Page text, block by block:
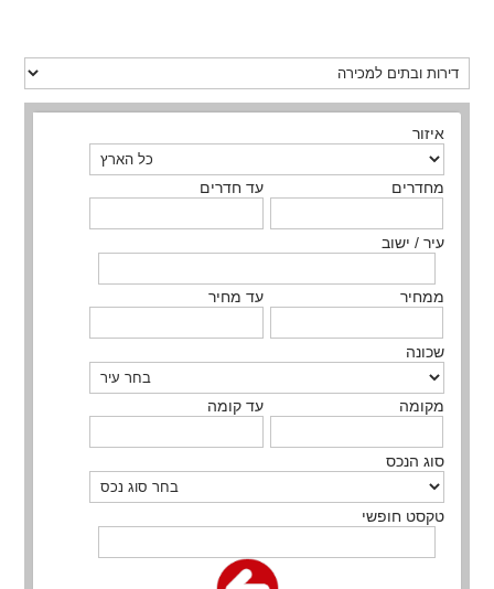
איזור
מחדרים עד חדרים
עיר / ישוב
ממחיר עד מחיר
שכונה
מקומה עד קומה
סוג הנכס
טקסט חופשי